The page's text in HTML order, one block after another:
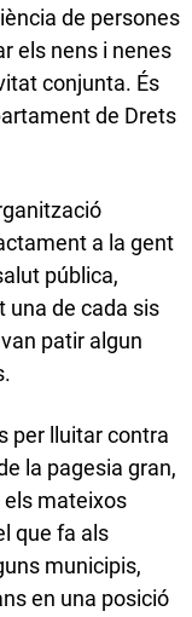
de persones
els nens i nenes
conjunta. És
de Drets
a la gent
pública,
una de cada sis
patir algun
per lluitar contra
la pagesia gran,
els mateixos
que fa als
municipis,
en una posició